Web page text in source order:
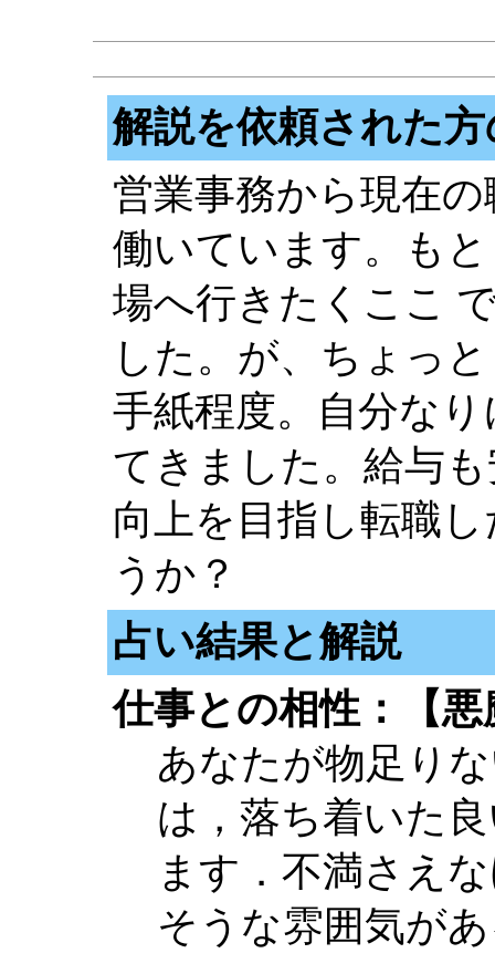
解説を依頼された
営業事務から現在
働いています。も
場へ行きたくここ
した。が、ちょっ
手紙程度。自分な
てきました。給与
向上を目指し転職
うか？
占い結果と解説
仕事との相性：【悪
あなたが物足り
は，落ち着いた
ます．不満さえ
そうな雰囲気が